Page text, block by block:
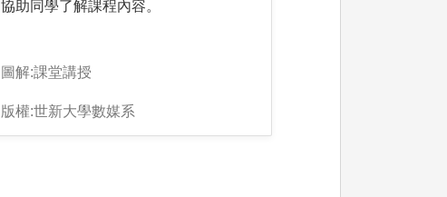
協助同學了解課程內容。
圖解:課堂講授
版權:世新大學數媒系